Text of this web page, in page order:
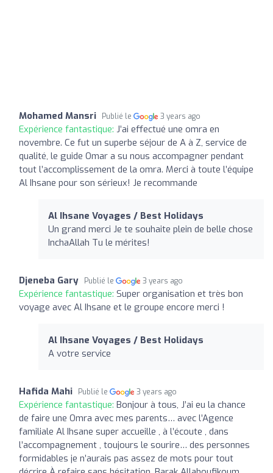
Mohamed Mansri Publié le 3 years ago
Expérience fantastique: J’ai effectué une omra en
novembre. Ce fut un superbe séjour de A à Z, service de
qualité, le guide Omar a su nous accompagner pendant
tout l’accomplissement de la omra. Merci à toute l’équipe
Al Ihsane pour son sérieux! Je recommande
Al Ihsane Voyages / Best Holidays
Un grand merci Je te souhaite plein de belle chose
InchaAllah Tu le mérites!
Djeneba Gary Publié le 3 years ago
Expérience fantastique: Super organisation et très bon
voyage avec Al Ihsane et le groupe encore merci !
Al Ihsane Voyages / Best Holidays
A votre service
Hafida Mahi Publié le 3 years ago
Expérience fantastique: Bonjour à tous, J’ai eu la chance
de faire une Omra avec mes parents… avec l’Agence
familiale Al Ihsane super accueille , à l’écoute , dans
l’accompagnement , toujours le sourire… des personnes
formidables je n’aurais pas assez de mots pour tout